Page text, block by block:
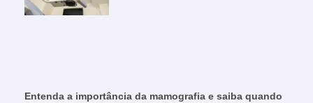
Entenda a importância da mamografia e saiba quando